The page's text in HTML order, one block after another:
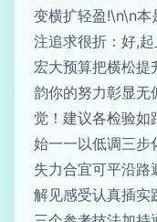
变横扩轻盈!\n\n本
注追求很折：好,
宏大预算把横松提
韵你的努力彰显无
觉！建议各检验如
始一一以低调三步
失力合宜可平沿路
解见感受认真插实